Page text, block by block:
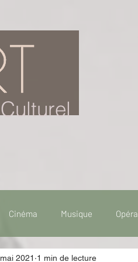
Cinéma Musique Opéra
2021 1 min de lecture